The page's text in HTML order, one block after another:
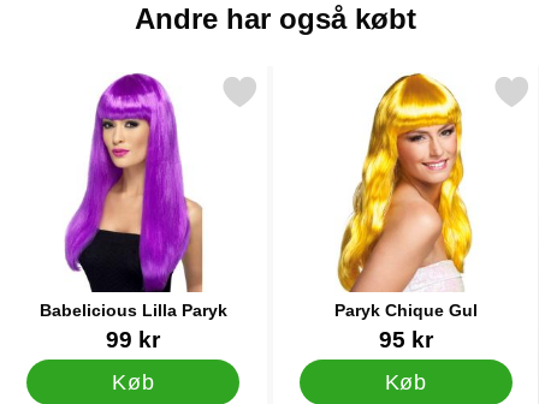
Andre har også købt
Babelicious Lilla Paryk
99 kr
Køb
Markér babelicious Lilla Paryk som favorit
Paryk Chique Gul
Varenr 1943895 kr
Køb
Markér paryk